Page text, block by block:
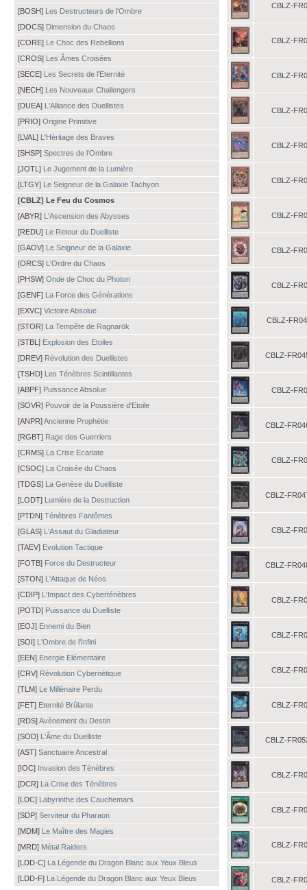
[BOSH] Les Destructeurs de l'Ombre
[DOCS] Dimension du Chaos
[CORE] Le Choc des Rebellions
[CROS] Les Âmes Croisées
[SECE] Les Secrets de l'Eternité
[NECH] Les Nouveaux Challengers
[DUEA] L'Alliance des Duellistes
[PRIO] Origine Primitive
[LVAL] L'Héritage des Braves
[SHSP] Spectres de l'Ombre
[JOTL] Le Jugement de la Lumière
[LTGY] Le Seigneur de la Galaxie Tachyon
[CBLZ] Le Feu du Cosmos
[ABYR] L'Ascension des Abysses
[REDU] Le Retour du Duelliste
[GAOV] Le Seigneur de la Galaxie
[ORCS] L'Ordre du Chaos
[PHSW] Onde de Choc du Photon
[GENF] La Force des Générations
[EXVC] Victoire Absolue
[STOR] La Tempête de Ragnarök
[STBL] Explosion des Etoiles
[DREV] Révolution des Duellistes
[TSHD] Les Ténèbres Scintillantes
[ABPF] Puissance Absolue
[SOVR] Pouvoir de la Poussière d'Etoile
[ANPR]Ancienne Prophétie
[RGBT] Rage des Guerriers
[CRMS] La Crise Ecarlate
[CSOC] La Croisée du Chaos
[TDGS] La Genèse du Duelliste
[LODT] Lumière de la Destruction
[PTDN] Ténèbres Fantômes
[GLAS] L'Assaut du Gladiateur
[TAEV] Evolution Tactique
[FOTB] Force du Destructeur
[STON] L'Attaque de Néos
[CDIP] L'Impact des Cyberténèbres
[POTD] Puissance du Duelliste
[EOJ] Ennemi du Bien
[SOI] L'Ombre de l'Infini
[EEN] Energie Elémentaire
[CRV] Révolution Cybernétique
[TLM] Le Millénaire Perdu
[FET] Eternité Brûlante
[RDS]Avènement du Destin
[SOD] L'Âme du Duelliste
[AST] Sanctuaire Ancestral
[IOC] Invasion des Ténèbres
[DCR] La Crise des Ténèbres
[LDC] Labyrinthe des Cauchemars
[SDP] Serviteur du Pharaon
[MDM] Le Maître des Magies
[MRD] Métal Raiders
[LDD-C] La Légende du Dragon Blanc aux Yeux Bleus
[LDD-F] La Légende du Dragon Blanc aux Yeux Bleus
CBLZ-
CBLZ-
CBLZ-
CBLZ-
CBLZ-
CBLZ-
CBLZ-
CBLZ-
CBLZ-
CBLZ-
CBLZ-
CBLZ-
CBLZ-
CBLZ-
CBLZ-
CBLZ-
CBLZ-
CBLZ-
CBLZ-
CBLZ-
CBLZ-
CBLZ-
CBLZ-
CBLZ-
CBLZ-
CBLZ-